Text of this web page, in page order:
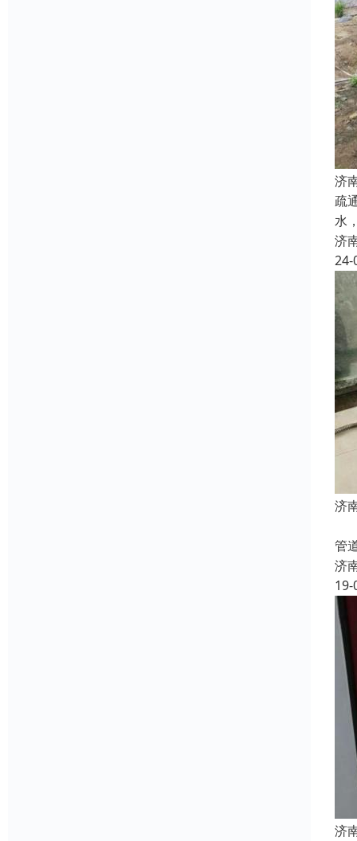
济
疏
水
济
24-
济
管
济
19-
济